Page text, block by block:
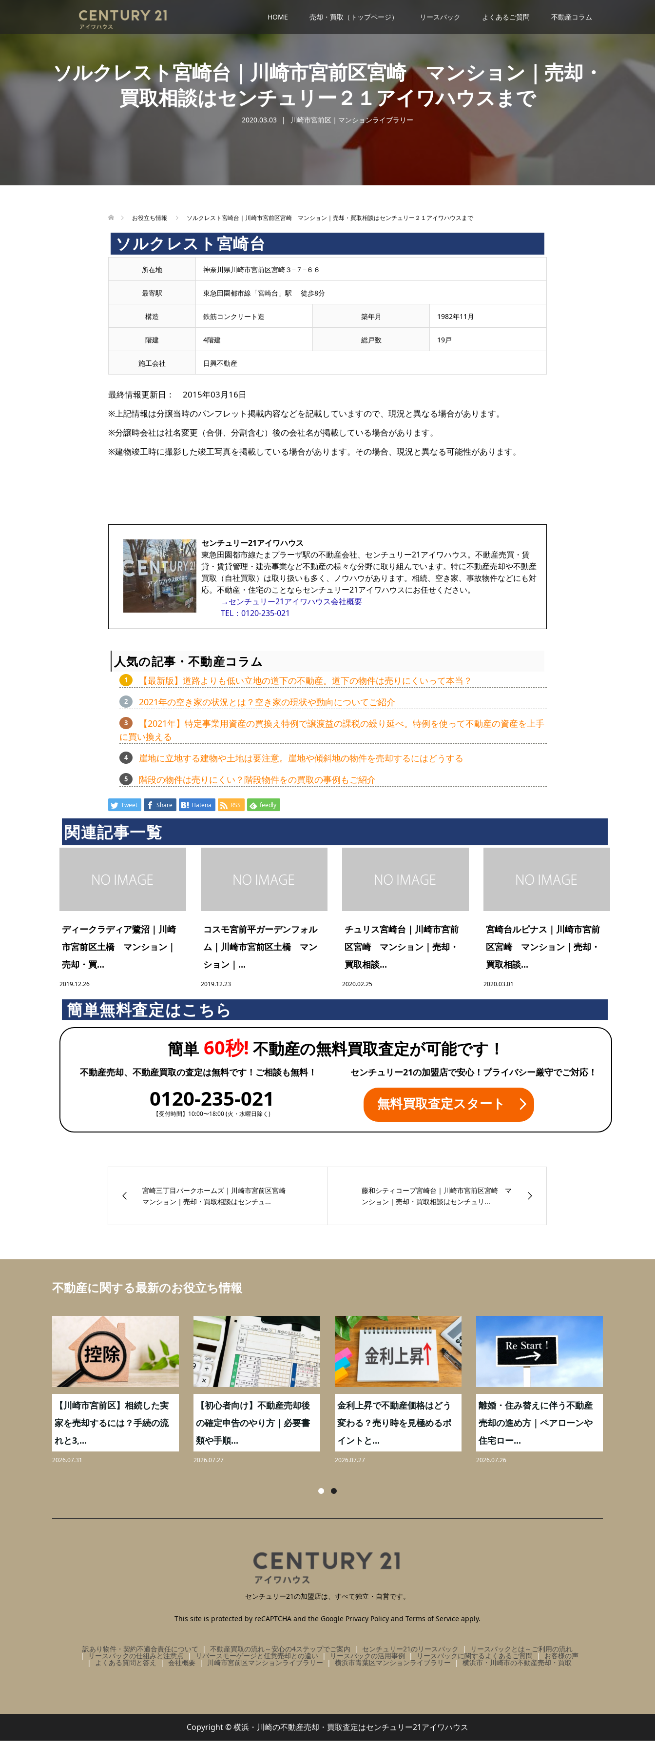
HOME 売却・買取（トップページ） リースバック よくあるご質問 不動産コラム
ソルクレスト宮崎台｜川崎市宮前区宮崎 マンション｜売却・
買取相談はセンチュリー２１アイワハウスまで
2020.03.03 川崎市宮前区｜マンションライブラリー
お役立ち情報 ソルクレスト宮崎台｜川崎市宮前区宮崎 マンション｜売却・買取相談はセンチュリー２１アイワハウスまで
ソルクレスト宮崎台
所在地 神奈川県川崎市宮前区宮崎３−７−６６
最寄駅 東急田園都市線「宮崎台」駅 徒歩8分
構造 鉄筋コンクリート造 築年月 1982年11月
階建 4階建 総戸数 19戸
施工会社 日興不動産
最終情報更新日： 2015年03月16日
※上記情報は分譲当時のパンフレット掲載内容などを記載していますので、現況と異なる場合があります。
※分譲時会社は社名変更（合併、分割含む）後の会社名が掲載している場合があります。
※建物竣工時に撮影した竣工写真を掲載している場合があります。その場合、現況と異なる可能性があります。
センチュリー21アイワハウス
東急田園都市線たまプラーザ駅の不動産会社、センチュリー21アイワハウス。不動産売買・賃
貸・賃貸管理・建売事業など不動産の様々な分野に取り組んでいます。特に不動産売却や不動産
買取（自社買取）は取り扱いも多く、ノウハウがあります。相続、空き家、事故物件などにも対
応。不動産・住宅のことならセンチュリー21アイワハウスにお任せください。
→センチュリー21アイワハウス会社概要
TEL：0120-235-021
人気の記事・不動産コラム
【最新版】道路よりも低い立地の道下の不動産。道下の物件は売りにくいって本当？
2021年の空き家の状況とは？空き家の現状や動向についてご紹介
【2021年】特定事業用資産の買換え特例で譲渡益の課税の繰り延べ。特例を使って不動産の資産を上手
に買い換える
崖地に立地する建物や土地は要注意。崖地や傾斜地の物件を売却するにはどうする
階段の物件は売りにくい？階段物件をの買取の事例もご紹介
Tweet Share Hatena RSS feedly
関連記事一覧
ディークラディア鷺沼｜川崎
市宮前区土橋 マンション｜
売却・買...
2019.12.26
コスモ宮前平ガーデンフォル
ム｜川崎市宮前区土橋 マン
ション｜...
2019.12.23
チュリス宮崎台｜川崎市宮前
区宮崎 マンション｜売却・
買取相談...
2020.02.25
宮崎台ルピナス｜川崎市宮前
区宮崎 マンション｜売却・
買取相談...
2020.03.01
簡単無料査定はこちら
簡単60秒! 不動産の無料買取査定が可能です！
不動産売却、不動産買取の査定は無料です！ご相談も無料！ センチュリー21の加盟店で安心！プライバシー厳守でご対応！
0120-235-021
【受付時間】10:00〜18:00 (火・水曜日除く)
無料買取査定スタート
宮崎三丁目パークホームズ｜川崎市宮前区宮崎
マンション｜売却・買取相談はセンチュ...
藤和シティコープ宮崎台｜川崎市宮前区宮崎 マ
ンション｜売却・買取相談はセンチュリ...
不動産に関する最新のお役立ち情報
【川崎市宮前区】相続した実
家を売却するには？手続の流
れと3,...
2026.07.31
【初心者向け】不動産売却後
の確定申告のやり方｜必要書
類や手順...
2026.07.27
金利上昇で不動産価格はどう
変わる？売り時を見極めるポ
イントと...
2026.07.27
離婚・住み替えに伴う不動産
売却の進め方｜ペアローンや
住宅ロー...
2026.07.26
センチュリー21の加盟店は、すべて独立・自営です。
This site is protected by reCAPTCHA and the Google Privacy Policy and Terms of Service apply.
訳あり物件・契約不適合責任について 不動産買取の流れ～安心の4ステップでご案内 センチュリー21のリースバック リースバックとは～ご利用の流れ
リースバックの仕組みと注意点 リバースモーゲージと任意売却との違い リースバックの活用事例 リースバックに関するよくあるご質問 お客様の声
よくある質問と答え 会社概要 川崎市宮前区マンションライブラリー 横浜市青葉区マンションライブラリー 横浜市・川崎市の不動産売却・買取
Copyright © 横浜・川崎の不動産売却・買取査定はセンチュリー21アイワハウス